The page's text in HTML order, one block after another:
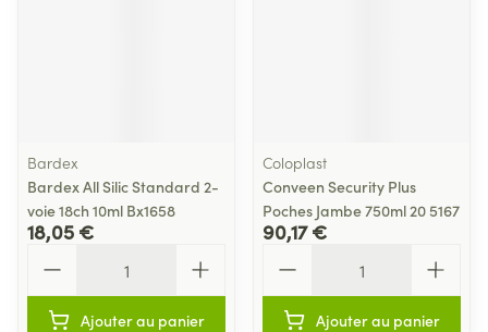
Bardex
Bardex All Silic Standard 2-
voie 18ch 10ml Bx1658
18,05 €
Ajouter au panier
Coloplast
Conveen Security Plus
Poches Jambe 750ml 20 5167
90,17 €
Ajouter au panier